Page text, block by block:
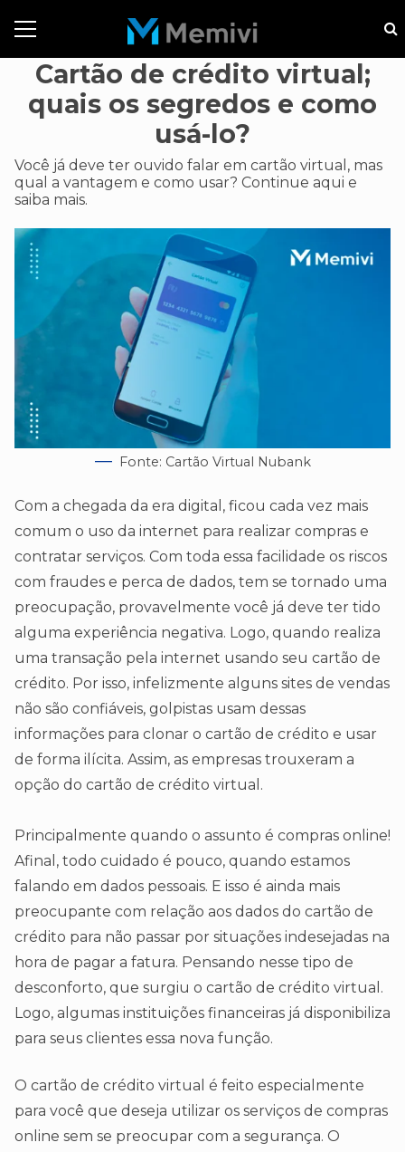
Cartão de crédito virtual;
quais os segredos e como
usá-lo?
Você já deve ter ouvido falar em cartão virtual, mas
qual a vantagem e como usar? Continue aqui e
saiba mais.
Fonte: Cartão Virtual Nubank
Com a chegada da era digital, ficou cada vez mais
comum o uso da internet para realizar compras e
contratar serviços. Com toda essa facilidade os riscos
com fraudes e perca de dados, tem se tornado uma
preocupação, provavelmente você já deve ter tido
alguma experiência negativa. Logo, quando realiza
uma transação pela internet usando seu cartão de
crédito. Por isso, infelizmente alguns sites de vendas
não são confiáveis, golpistas usam dessas
informações para clonar o cartão de crédito e usar
de forma ilícita. Assim, as empresas trouxeram a
opção do cartão de crédito virtual.
Principalmente quando o assunto é compras online!
Afinal, todo cuidado é pouco, quando estamos
falando em dados pessoais. E isso é ainda mais
preocupante com relação aos dados do cartão de
crédito para não passar por situações indesejadas na
hora de pagar a fatura. Pensando nesse tipo de
desconforto, que surgiu o cartão de crédito virtual.
Logo, algumas instituições financeiras já disponibiliza
para seus clientes essa nova função.
O cartão de crédito virtual é feito especialmente
para você que deseja utilizar os serviços de compras
online sem se preocupar com a segurança. O